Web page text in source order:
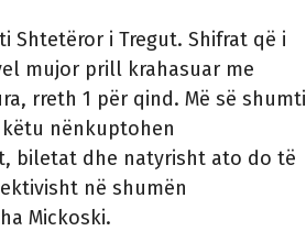
Shtetëror i Tregut. Shifrat që i
mujor prill krahasuar me
rreth 1 për qind. Më së shumti
nënkuptohen
biletat dhe natyrisht ato do të
në shumën
Mickoski.